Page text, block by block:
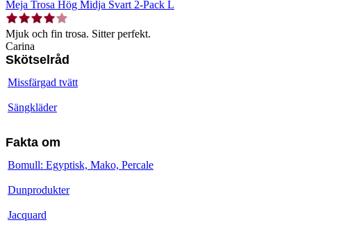
Meja Trosa Hög Midja Svart 2-Pack L
Mjuk och fin trosa. Sitter perfekt.
Carina
Skötselråd
Missfärgad tvätt
Sängkläder
Fakta om
Bomull: Egyptisk, Mako, Percale
Dunprodukter
Jacquard